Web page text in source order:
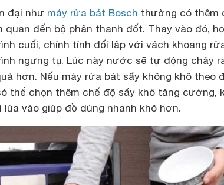
đại như máy rửa bát Bosch thường có thêm
quan đến bộ phận thanh đốt. Thay vào đó,
cuối, chính tính đối lập với vách khoang
ngưng tụ. Lúc này nước sẽ tự động chảy
hơn. Nếu máy rửa bát sấy không khô theo
thể chọn thêm chế độ sấy khô tăng cường,
vào giúp đồ dùng nhanh khô hơn.